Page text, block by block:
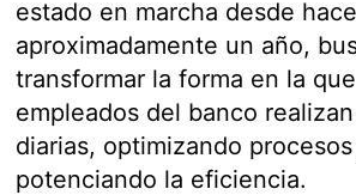
estado en marcha desde hace
aproximadamente un año,
transformar la forma en la
empleados del banco
diarias, optimizando
potenciando la eficiencia.